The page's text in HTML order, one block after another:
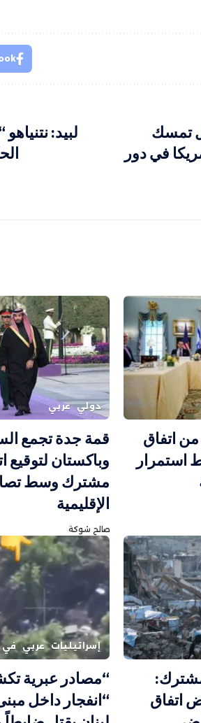
تمسك
في دور
لبيد:
اتفاق
استمرار
دولي عربي
قمة جدة تجمع
وباكستان لتوقيع
مشترك وسط
الإقليمية
صالح شوكة
اتفاق
إسرائيليات عربي في
“مصادر عبرية
“انفجار داخل